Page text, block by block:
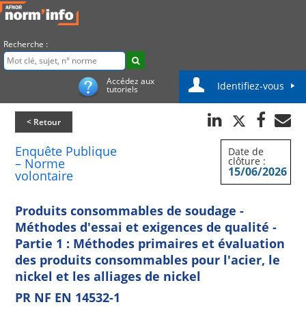
Recherche :
Accédez aux
tutoriels Identifiez-vous
< Retour
Enquête Publique
– Norme
volontaire
Date de
clôture :
15/06/2026
Produits consommables de soudage -
Méthodes d'essai et exigences de qualité -
Partie 1 : Méthodes primaires et évaluation
des produits consommables pour l'acier, le
nickel et les alliages de nickel
PR NF EN 14532-1